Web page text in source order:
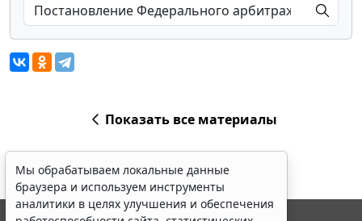
Показать все материалы
Мы обрабатываем локальные данные
браузера и используем инструменты
аналитики в целях улучшения и обеспечения